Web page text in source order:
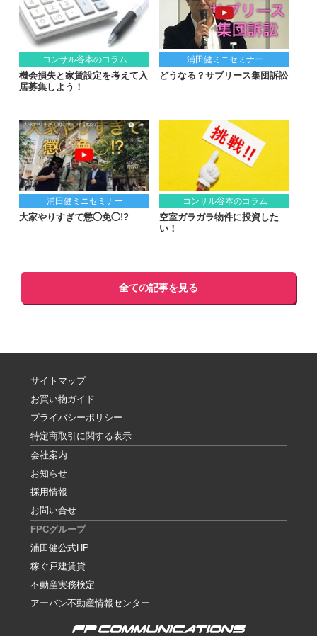
コンサル谷本のコラム
機会損失と家賃設定を考えて入
居募集しよう！
浦田健ミニセミナー
どうなる？サブリース集団訴訟
浦田健ミニセミナー
大家やりすぎて懲◯免◯!?
コンサル谷本のコラム
空室ガラガラ物件に投資した
い！
全ての記事を見る
サイトマップ
お買い物ガイド
プライバシーポリシー
特定商取引に関する表示
会社案内
お知らせ
採用情報
お問い合せ
FPCグループ
浦田健公式HP
稼ぐ戸建賃貸
不動産実務検定
アーバン不動産情報センター